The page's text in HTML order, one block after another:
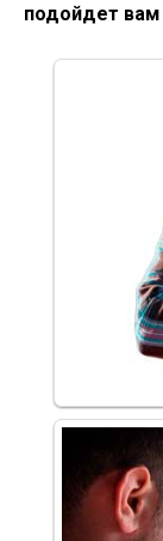
подойдет